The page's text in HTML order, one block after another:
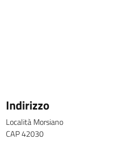
Indirizzo
Località Morsiano
CAP 42030